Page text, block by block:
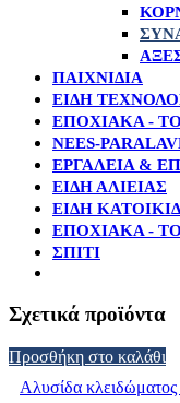
ΠΑΙΧΝΙΔΙΑ
ΕΙΔΗ
ΕΠΟΧΙΑΚΑ -
NEES-
ΕΡΓΑΛΕΙΑ &
ΕΙΔΗ ΑΛΙΕΙΑΣ
ΕΙΔΗ
ΕΠΟΧΙΑΚΑ -
ΣΠΙΤΙ
Σχετικά προϊόντα
Προσθήκη στο καλάθι
Αλυσίδα